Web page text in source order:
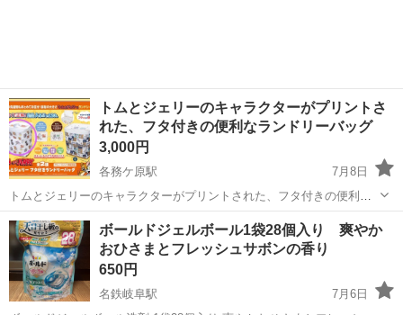
トムとジェリーのキャラクターがプリントさ
れた、フタ付きの便利なランドリーバッグ
3,000円
各務ケ原駅
7月8日
トムとジェリーのキャラクターがプリントされた、フタ付きの便利な
ランドリーバッグ 新品、未開封
岐阜 各務原市 各務ケ原駅 洗濯用品
ボールドジェルボール1袋28個入り 爽やか
おひさまとフレッシュサボンの香り
650円
名鉄岐阜駅
7月6日